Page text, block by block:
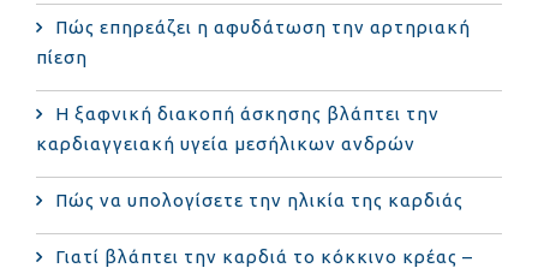
Πώς επηρεάζει η αφυδάτωση την αρτηριακή
πίεση
Η ξαφνική διακοπή άσκησης βλάπτει την
καρδιαγγειακή υγεία μεσήλικων ανδρών
Πώς να υπολογίσετε την ηλικία της καρδιάς
Γιατί βλάπτει την καρδιά το κόκκινο κρέας –